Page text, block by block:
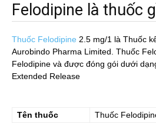
Felodipine là thuốc
Thuốc Felodipine 2.5 mg/1 là Thuốc
Aurobindo Pharma Limited. Thuốc
Felodipine và được đóng gói dưới
Extended Release
Tên thuốc Thuốc